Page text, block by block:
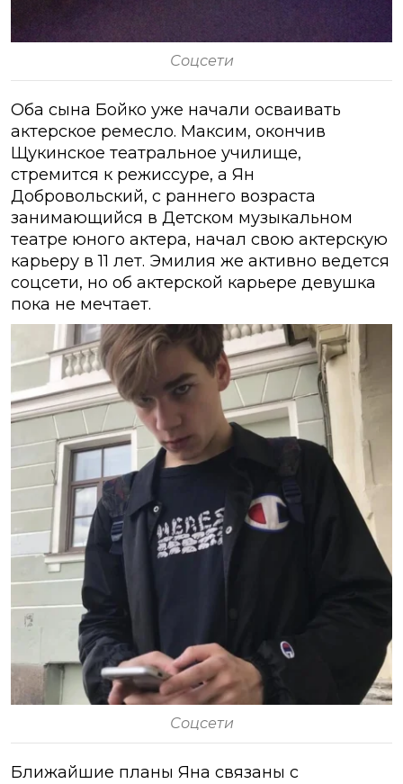
Соцсети
Оба сына Бойко уже начали осваивать
актерское ремесло. Максим, окончив
Щукинское театральное училище,
стремится к режиссуре, а Ян
Добровольский, с раннего возраста
занимающийся в Детском музыкальном
театре юного актера, начал свою актерскую
карьеру в 11 лет. Эмилия же активно ведется
соцсети, но об актерской карьере девушка
пока не мечтает.
Соцсети
Ближайшие планы Яна связаны с